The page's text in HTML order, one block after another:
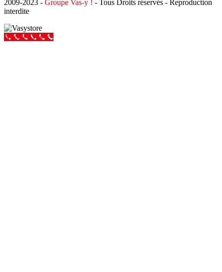
2009-2023 - Groupe Vas-y ! - Tous Droits réservés - Reproduction
interdite
Appeler Vas-y !